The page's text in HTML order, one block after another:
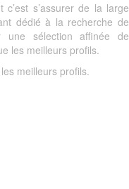
s’assurer de la large
dédié à la recherche de
une sélection affinée de
les meilleurs profils.
meilleurs profils.